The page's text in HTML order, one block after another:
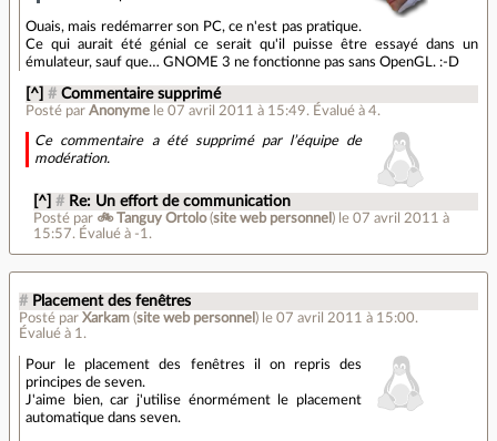
Ouais, mais redémarrer son PC, ce n'est pas pratique.
Ce qui aurait été génial ce serait qu'il puisse être essayé dans un
émulateur, sauf que… GNOME 3 ne fonctionne pas sans OpenGL. :-D
[^] # Commentaire supprimé
Posté parAnonyme le 07 avril 2011 à 15:49. Évalué à4.
Ce commentaire a été supprimé par l’équipe de
modération.
[^] # Re: Un effort de communication
Posté par 🚲 Tanguy Ortolo(site web personnel ) le 07 avril 2011 à
15:57. Évalué à -1 .
# Placement des fenêtres
Posté par Xarkam (site web personnel ) le 07 avril 2011 à 15:00.
Évalué à 1 .
Pour le placement des fenêtres il on repris des
principes de seven.
J'aime bien, car j'utilise énormément le placement
automatique dans seven.